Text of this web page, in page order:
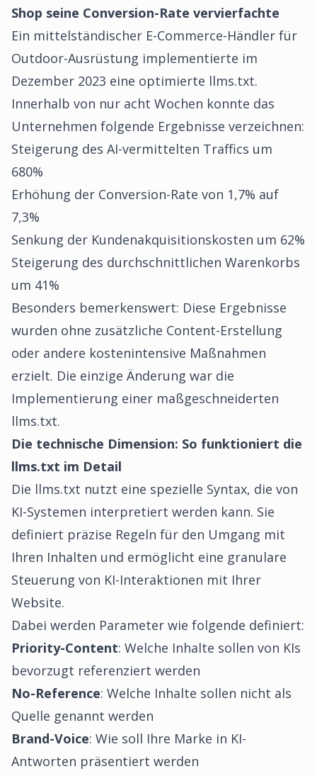
Shop seine Conversion-Rate vervierfachte
Ein mittelständischer E-Commerce-Händler für
Outdoor-Ausrüstung implementierte im
Dezember 2023 eine optimierte llms.txt.
Innerhalb von nur acht Wochen konnte das
Unternehmen folgende Ergebnisse verzeichnen:
Steigerung des AI-vermittelten Traffics um
680%
Erhöhung der Conversion-Rate von 1,7% auf
7,3%
Senkung der Kundenakquisitionskosten um 62%
Steigerung des durchschnittlichen Warenkorbs
um 41%
Besonders bemerkenswert: Diese Ergebnisse
wurden ohne zusätzliche Content-Erstellung
oder andere kostenintensive Maßnahmen
erzielt. Die einzige Änderung war die
Implementierung einer maßgeschneiderten
llms.txt.
Die technische Dimension: So funktioniert die
llms.txt im Detail
Die llms.txt nutzt eine spezielle Syntax, die von
KI-Systemen interpretiert werden kann. Sie
definiert präzise Regeln für den Umgang mit
Ihren Inhalten und ermöglicht eine granulare
Steuerung von KI-Interaktionen mit Ihrer
Website.
Dabei werden Parameter wie folgende definiert:
Priority-Content: Welche Inhalte sollen von KIs
bevorzugt referenziert werden
No-Reference: Welche Inhalte sollen nicht als
Quelle genannt werden
Brand-Voice: Wie soll Ihre Marke in KI-
Antworten präsentiert werden